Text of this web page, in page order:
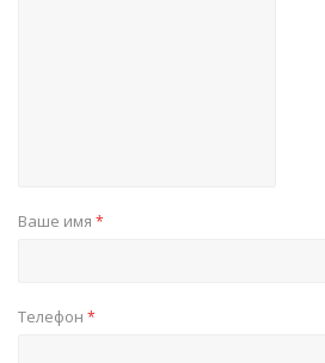
Ваше имя *
Телефон *